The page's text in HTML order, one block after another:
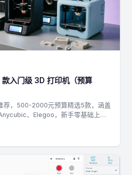
入门级 3D 打印机（预算
荐，500-2000元预算精选5款，涵盖
、Elegoo，新手零基础上手